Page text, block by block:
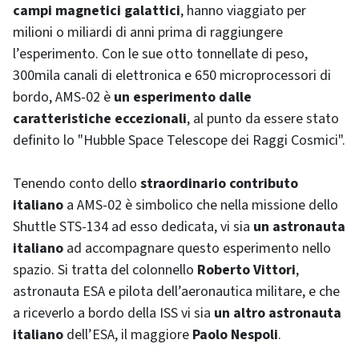
campi magnetici galattici, hanno viaggiato per
milioni o miliardi di anni prima di raggiungere
l’esperimento. Con le sue otto tonnellate di peso,
300mila canali di elettronica e 650 microprocessori di
bordo, AMS-02 è un esperimento dalle
caratteristiche eccezionali, al punto da essere stato
definito lo "Hubble Space Telescope dei Raggi Cosmici".
Tenendo conto dello straordinario contributo
italiano a AMS-02 è simbolico che nella missione dello
Shuttle STS-134 ad esso dedicata, vi sia un astronauta
italiano ad accompagnare questo esperimento nello
spazio. Si tratta del colonnello Roberto Vittori,
astronauta ESA e pilota dell’aeronautica militare, e che
a riceverlo a bordo della ISS vi sia un altro astronauta
italiano dell’ESA, il maggiore Paolo Nespoli.